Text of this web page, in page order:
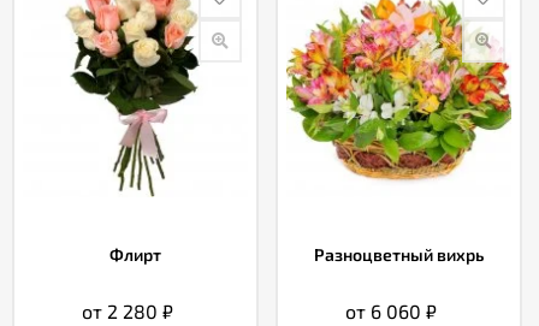
Флирт
от 2 280₽
Разноцветный вихрь
от 6 060₽